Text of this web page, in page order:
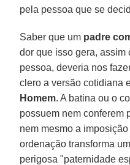
pela pessoa que se
Saber que um padre
dor que isso gera,
pessoa, deveria nos
clero a versão cotidiana
Homem. A batina ou o
possuem nem conferem
nem mesmo a
ordenação transforma
perigosa "paternidade